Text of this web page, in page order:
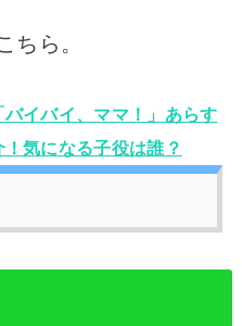
ちら。
イバイ、ママ！」あらす
気になる子役は誰？